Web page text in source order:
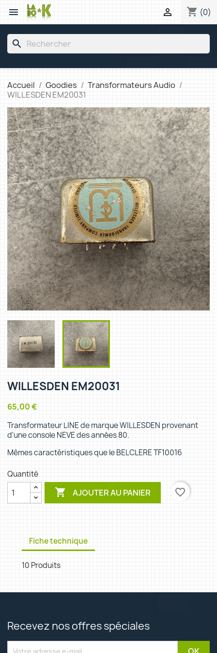
 shopping_cart (0)

search
Accueil Goodies
Transformateurs Audio
WILLESDEN EM20031
WILLESDEN EM20031
65,00 €
Transformateur LINE de marque WILLESDEN provenant
d'une console NEVE des années 80.
Mêmes caractéristiques que le BELCLERE TF10016
Quantité
 AJOUTER AU PANIER favorite_border
Fiche technique
10 Produits
Recevez nos offres spéciales